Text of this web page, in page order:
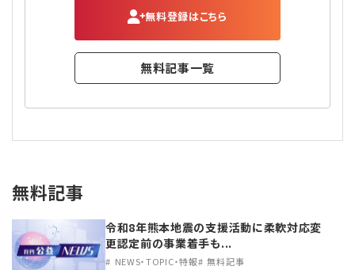
無料登録はこちら
無料記事一覧
無料記事
令和8年熊本地震の支援活動に柔軟対応変
更認定前の事業着手も...
NEWS・TOPIC・特報 無料記事